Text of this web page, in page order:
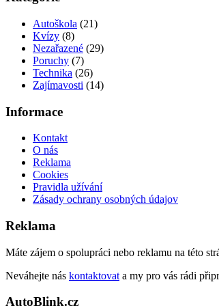
Autoškola (21)
Kvízy (8)
Nezařazené (29)
Poruchy (7)
Technika (26)
Zajímavosti (14)
Informace
Kontakt
O nás
Reklama
Cookies
Pravidla užívání
Zásady ochrany osobných údajov
Reklama
Máte zájem o spolupráci nebo reklamu na této
Neváhejte nás kontaktovat a my pro vás rádi
AutoBlink.cz